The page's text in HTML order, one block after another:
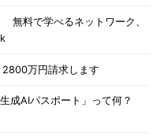
無料で学べるネットワーク、
万円請求します
成AIパスポート」って何？